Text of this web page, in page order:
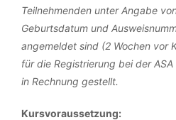
Teilnehmenden unter Angabe
Geburtsdatum und
angemeldet sind (2 Wochen vor
für die Registrierung bei der
in Rechnung gestellt.
Kursvoraussetzung: